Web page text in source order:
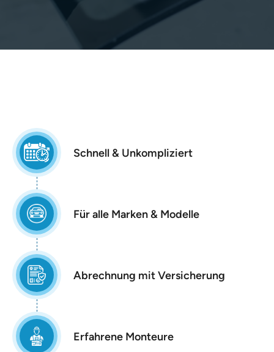
Schnell & Unkompliziert
Für alle Marken & Modelle
Abrechnung mit Versicherung
Erfahrene Monteure